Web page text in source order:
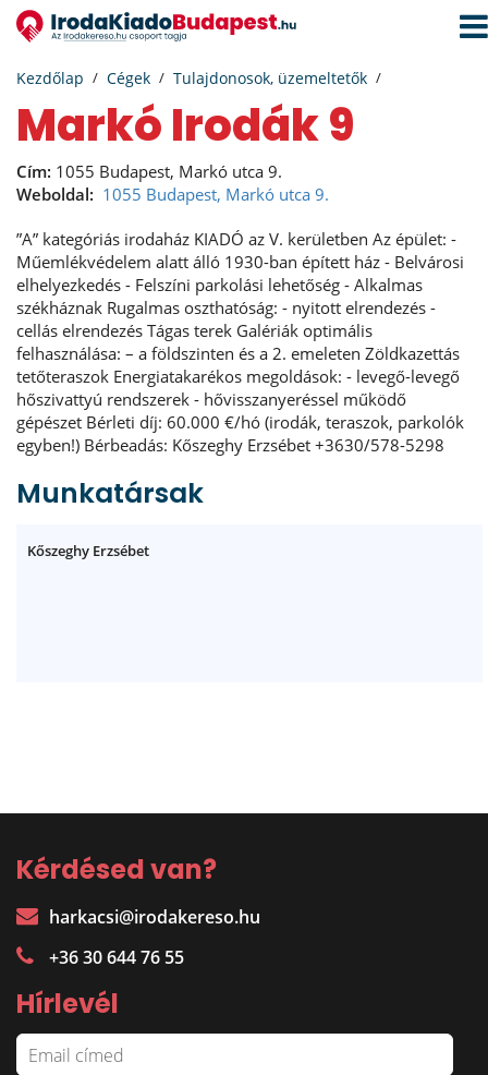
Kezdőlap Cégek Tulajdonosok, üzemeltetők
Markó Irodák 9
Cím: 1055 Budapest, Markó utca 9.
Weboldal: 1055 Budapest, Markó utca 9.
”A” kategóriás irodaház KIADÓ az V. kerületben Az épület: -
Műemlékvédelem alatt álló 1930-ban épített ház - Belvárosi
elhelyezkedés - Felszíni parkolási lehetőség - Alkalmas
székháznak Rugalmas oszthatóság: - nyitott elrendezés -
cellás elrendezés Tágas terek Galériák optimális
felhasználása: – a földszinten és a 2. emeleten Zöldkazettás
tetőteraszok Energiatakarékos megoldások: - levegő-levegő
hőszivattyú rendszerek - hővisszanyeréssel működő
gépészet Bérleti díj: 60.000 €/hó (irodák, teraszok, parkolók
egyben!) Bérbeadás: Kőszeghy Erzsébet +3630/578-5298
Munkatársak
Kőszeghy Erzsébet
Kérdésed van?
harkacsi@irodakereso.hu
+36 30 644 76 55
Hírlevél